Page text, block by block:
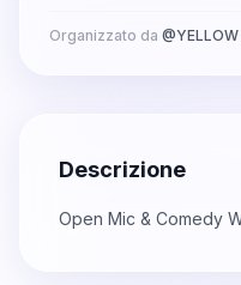
Organizzato da @
Descrizione
Open Mic & Comedy